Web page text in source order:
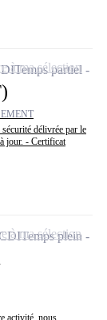
délivrée par le
jour. - Certificat
Temps partiel
à ma sélection
activité, nous
Temps plein
à ma sélection